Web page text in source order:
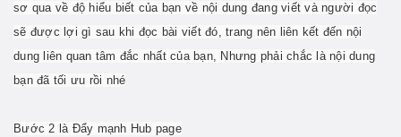
sơ qua về độ hiểu biết của bạn về nội dung đang viết và người đọc
sẽ được lợi gì sau khi đọc bài viết đó, trang nên liên kết đến nội
dung liên quan tâm đắc nhất của bạn, Nhưng phải chắc là nội dung
bạn đã tối ưu rồi nhé
Bước 2 là Đẩy mạnh Hub page